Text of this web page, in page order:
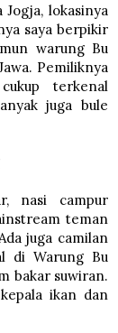
lokasinya
saya berpikir
warung Bu
Pemiliknya
terkenal
juga bule
nasi campur
teman
juga camilan
di Warung Bu
bakar suwiran.
ikan dan